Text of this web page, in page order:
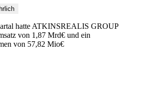
hatte ATKINSREALIS GROUP
von 1,87 Mrd€ und ein
von 57,82 Mio€